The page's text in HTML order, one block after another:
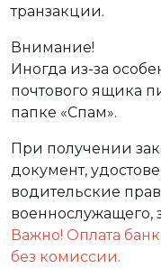
транзакции.
Внимание!
Иногда из-за
почтового ящика
папке «Спам».
При получении
документ,
водительские
военнослужащего,
Важно! Оплата
без комиссии.